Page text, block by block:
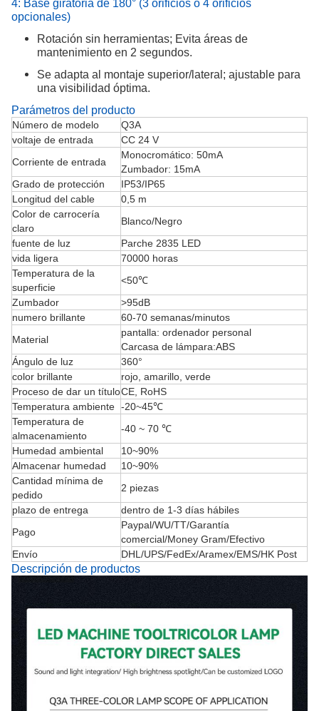
4: Base giratoria de 180° (3 orificios o 4 orificios
opcionales)
Rotación sin herramientas; Evita áreas de
mantenimiento en 2 segundos.
Se adapta al montaje superior/lateral; ajustable para
una visibilidad óptima.
Parámetros del producto
Número de modelo
Q3A
voltaje de entrada
CC 24 V
Corriente de entrada
Monocromático: 50mA
Zumbador: 15mA
Grado de protección
IP53/IP65
Longitud del cable
0,5 m
Color de carrocería
claro
Blanco/Negro
fuente de luz
Parche 2835 LED
vida ligera
70000 horas
Temperatura de la
superficie
<50℃
Zumbador
>95dB
numero brillante
60-70 semanas/minutos
Material
pantalla: ordenador personal
Carcasa de lámpara:ABS
Ángulo de luz
360°
color brillante
rojo, amarillo, verde
Proceso de dar un títuloCE, RoHS
Temperatura ambiente -20~45℃
Temperatura de
almacenamiento
-40 ~ 70 ℃
Humedad ambiental
10~90%
Almacenar humedad
10~90%
Cantidad mínima de
pedido
2 piezas
plazo de entrega
dentro de 1-3 días hábiles
Pago
Paypal/WU/TT/Garantía
comercial/Money Gram/Efectivo
Envío
DHL/UPS/FedEx/Aramex/EMS/HK Post
Descripción de productos